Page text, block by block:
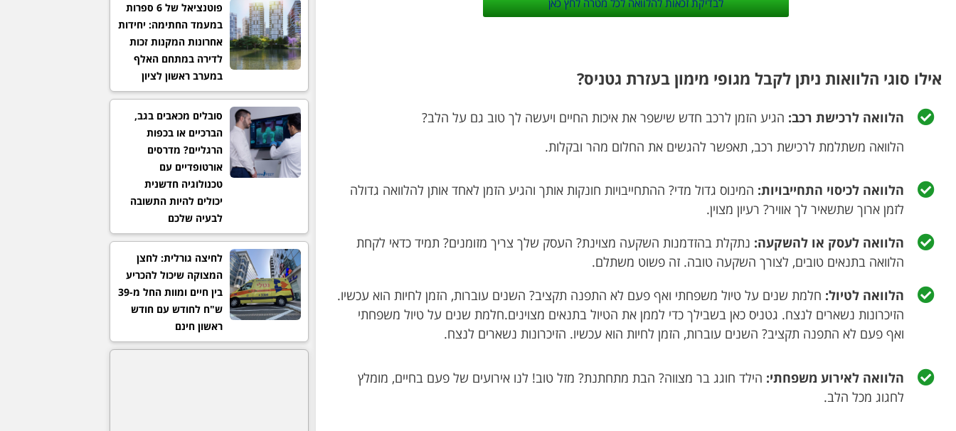
לבדיקת זכאות להלוואה לכל מטרה לחץ כאן
אילו סוגי הלוואות ניתן לקבל מגופי מימון בעזרת גטניס?
הלוואה לרכישת רכב: הגיע הזמן לרכב חדש שישפר את איכות החיים ויעשה לך טוב גם על הלב?
הלוואה משתלמת לרכישת רכב, תאפשר להגשים את החלום מהר ובקלות.
הלוואה לכיסוי התחייבויות: המינוס גדול מדי? ההתחייבויות חונקות אותך והגיע הזמן לאחד אותן להלוואה גדולה
לזמן ארוך שתשאיר לך אוויר? רעיון מצוין.
הלוואה לעסק או להשקעה: נתקלת בהזדמנות השקעה מצוינת? העסק שלך צריך מזומנים? תמיד כדאי לקחת
הלוואה בתנאים טובים, לצורך השקעה טובה. זה פשוט משתלם.
הלוואה לטיול: חלמת שנים על טיול משפחתי ואף פעם לא התפנה תקציב? השנים עוברות, הזמן לחיות הוא עכשיו.
הזיכרונות נשארים לנצח. גטניס כאן בשבילך כדי לממן את הטיול בתנאים מצוינים.חלמת שנים על טיול משפחתי
ואף פעם לא התפנה תקציב? השנים עוברות, הזמן לחיות הוא עכשיו. הזיכרונות נשארים לנצח.
הלוואה לאירוע משפחתי: הילד חוגג בר מצווה? הבת מתחתנת? מזל טוב! לנו אירועים של פעם בחיים, מומלץ
לחגוג מכל הלב.
פוטנציאל של 6 ספרות
במעמד החתימה: יחידות
אחרונות המקנות זכות
לדירה במתחם האלף
במערב ראשון לציון
סובלים מכאבים בגב,
הברכיים או בכפות
הרגליים? מדרסים
אורטופדיים עם
טכנולוגיה חדשנית
יכולים להיות התשובה
לבעיה שלכם
לחיצה גורלית: לחצן
המצוקה שיכול להכריע
בין חיים ומוות החל מ-39
ש"ח לחודש עם חודש
ראשון חינם